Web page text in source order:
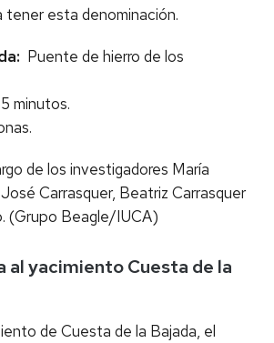
tener esta denominación.
Puente de hierro de los
minutos.
de los investigadores María
Carrasquer, Beatriz Carrasquer
(Grupo Beagle/IUCA)
al yacimiento Cuesta de la
de Cuesta de la Bajada, el